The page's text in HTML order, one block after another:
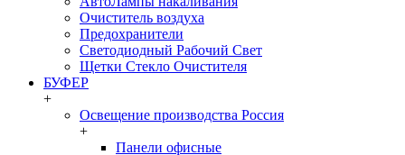
Очиститель воздуха
Предохранители
Светодиодный Рабочий Свет
Щетки Стекло Очистителя
БУФЕР
+
Освещение производства Россия
+
Панели офисные